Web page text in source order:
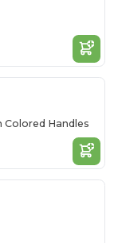
Handles